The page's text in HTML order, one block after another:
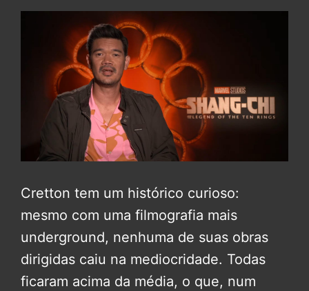
Cretton tem um histórico curioso:
mesmo com uma filmografia mais
underground, nenhuma de suas obras
dirigidas caiu na mediocridade. Todas
ficaram acima da média, o que, num